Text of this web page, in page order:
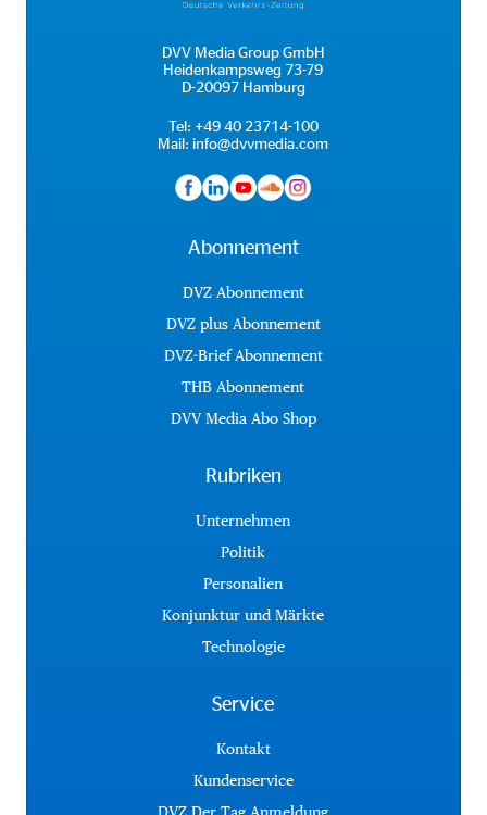
DVV Media Group GmbH
Heidenkampsweg 73-79
D-20097 Hamburg
Tel: +49 40 23714-100
Mail: info@dvvmedia.com
Abonnement
DVZ Abonnement
DVZ plus Abonnement
DVZ-Brief Abonnement
THB Abonnement
DVV Media Abo Shop
Rubriken
Unternehmen
Politik
Personalien
Konjunktur und Märkte
Technologie
Service
Kontakt
Kundenservice